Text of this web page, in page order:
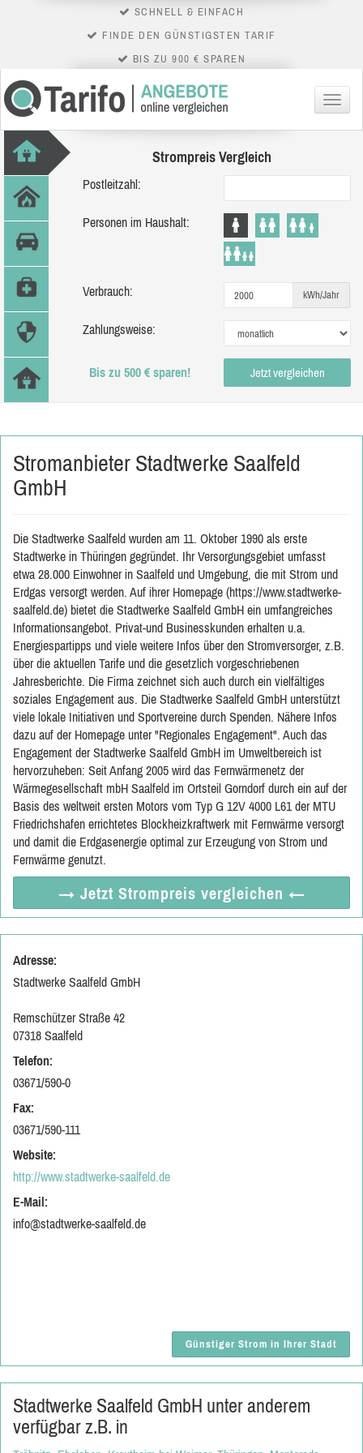
SCHNELL & EINFACH
FINDE DEN GÜNSTIGSTEN TARIF
BIS ZU 900 € SPAREN
Menü
Strompreis Vergleich
Postleitzahl:
Personen im Haushalt:
Verbrauch: kWh/Jahr
Zahlungsweise:
Bis zu 500 € sparen! Jetzt vergleichen
Stromanbieter Stadtwerke Saalfeld
GmbH
Die Stadtwerke Saalfeld wurden am 11. Oktober 1990 als erste
Stadtwerke in Thüringen gegründet. Ihr Versorgungsgebiet umfasst
etwa 28.000 Einwohner in Saalfeld und Umgebung, die mit Strom und
Erdgas versorgt werden. Auf ihrer Homepage (https://www.stadtwerke-
saalfeld.de) bietet die Stadtwerke Saalfeld GmbH ein umfangreiches
Informationsangebot. Privat-und Businesskunden erhalten u.a.
Energiespartipps und viele weitere Infos über den Stromversorger, z.B.
über die aktuellen Tarife und die gesetzlich vorgeschriebenen
Jahresberichte. Die Firma zeichnet sich auch durch ein vielfältiges
soziales Engagement aus. Die Stadtwerke Saalfeld GmbH unterstützt
viele lokale Initiativen und Sportvereine durch Spenden. Nähere Infos
dazu auf der Homepage unter "Regionales Engagement". Auch das
Engagement der Stadtwerke Saalfeld GmbH im Umweltbereich ist
hervorzuheben: Seit Anfang 2005 wird das Fernwärmenetz der
Wärmegesellschaft mbH Saalfeld im Ortsteil Gorndorf durch ein auf der
Basis des weltweit ersten Motors vom Typ G 12V 4000 L61 der MTU
Friedrichshafen errichtetes Blockheizkraftwerk mit Fernwärme versorgt
und damit die Erdgasenergie optimal zur Erzeugung von Strom und
Fernwärme genutzt.
→ Jetzt Strompreis vergleichen ←
Adresse:
Stadtwerke Saalfeld GmbH
Remschützer Straße 42
07318 Saalfeld
Telefon:
03671/590-0
Fax:
03671/590-111
Website:
http://www.stadtwerke-saalfeld.de
E-Mail:
info@stadtwerke-saalfeld.de
Günstiger Strom in Ihrer Stadt
Stadtwerke Saalfeld GmbH unter anderem
verfügbar z.B. in